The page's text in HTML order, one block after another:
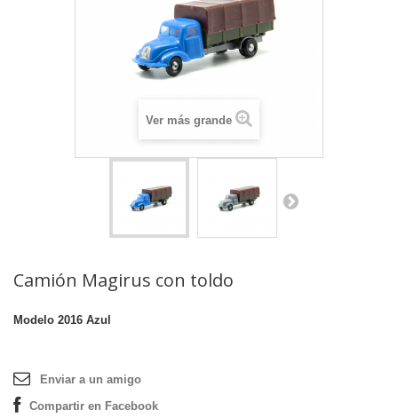
Ver más grande
Camión Magirus con toldo
Modelo 2016 Azul
Enviar a un amigo
Compartir en Facebook